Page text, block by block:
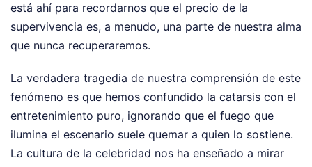
está ahí para recordarnos que el precio de la
supervivencia es, a menudo, una parte de nuestra alma
que nunca recuperaremos.
La verdadera tragedia de nuestra comprensión de este
fenómeno es que hemos confundido la catarsis con el
entretenimiento puro, ignorando que el fuego que
ilumina el escenario suele quemar a quien lo sostiene.
La cultura de la celebridad nos ha enseñado a mirar